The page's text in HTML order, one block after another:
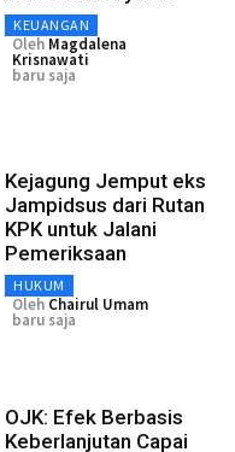
KEUANGAN
Oleh Magdalena
Krisnawati
baru saja
Kejagung Jemput eks
Jampidsus dari Rutan
KPK untuk Jalani
Pemeriksaan
HUKUM
Oleh Chairul Umam
baru saja
OJK: Efek Berbasis
Keberlanjutan Capai